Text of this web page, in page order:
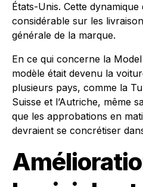
États-Unis. Cette
considérable sur les
générale de la marque.
En ce qui concerne la
modèle était devenu la
plusieurs pays, comme la
Suisse et l’Autriche, même
que les approbations en
devraient se concrétiser